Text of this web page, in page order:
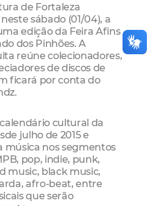
de Fortaleza
sábado (01/04), a
edição da Feira Afins
dos Pinhões. A
reúne colecionadores,
de discos de
ficará por conta do
cultural da
julho de 2015 e
música nos segmentos
pop, indie, punk,
music, black music,
afro-beat, entre
que serão